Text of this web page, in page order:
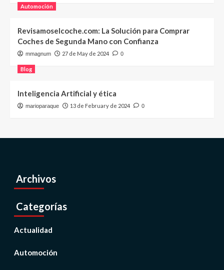
Automoción
Revisamoselcoche.com: La Solución para Comprar
Coches de Segunda Mano con Confianza
mmagnum 27 de May de 2024 0
Blog
Inteligencia Artificial y ética
marioparaque 13 de February de 2024 0
Archivos
Categorías
Actualidad
Automoción